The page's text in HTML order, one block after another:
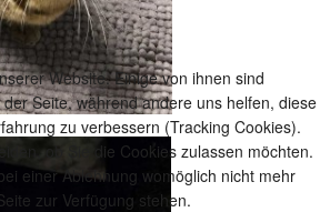
Website. Einige von ihnen sind
Seite, während andere uns helfen, diese
zu verbessern (Tracking Cookies).
ob Sie die Cookies zulassen möchten.
einer Ablehnung womöglich nicht mehr
zur Verfügung stehen.